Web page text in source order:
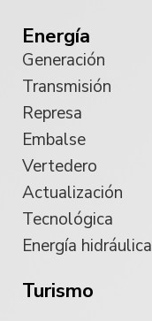
Energía
Generación
Transmisión
Represa
Embalse
Vertedero
Actualización
Tecnológica
Energía hidráulica
Turismo